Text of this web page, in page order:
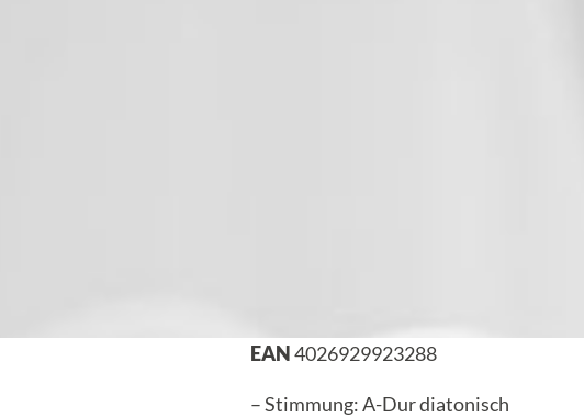
EAN4026929923288
– Stimmung: A-Dur diatonisch